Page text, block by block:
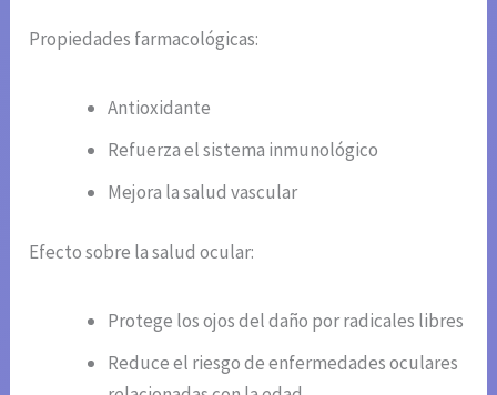
Propiedades farmacológicas:
Antioxidante
Refuerza el sistema inmunológico
Mejora la salud vascular
Efecto sobre la salud ocular:
Protege los ojos del daño por radicales libres
Reduce el riesgo de enfermedades oculares